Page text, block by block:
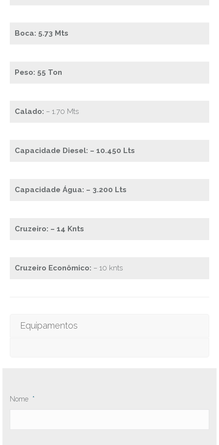
Boca: 5.73 Mts
Peso: 55 Ton
Calado: – 1.70 Mts
Capacidade Diesel: – 10.450 Lts
Capacidade Água: – 3.200 Lts
Cruzeiro: – 14 Knts
Cruzeiro Econômico: – 10 knts
Equipamentos
Nome *